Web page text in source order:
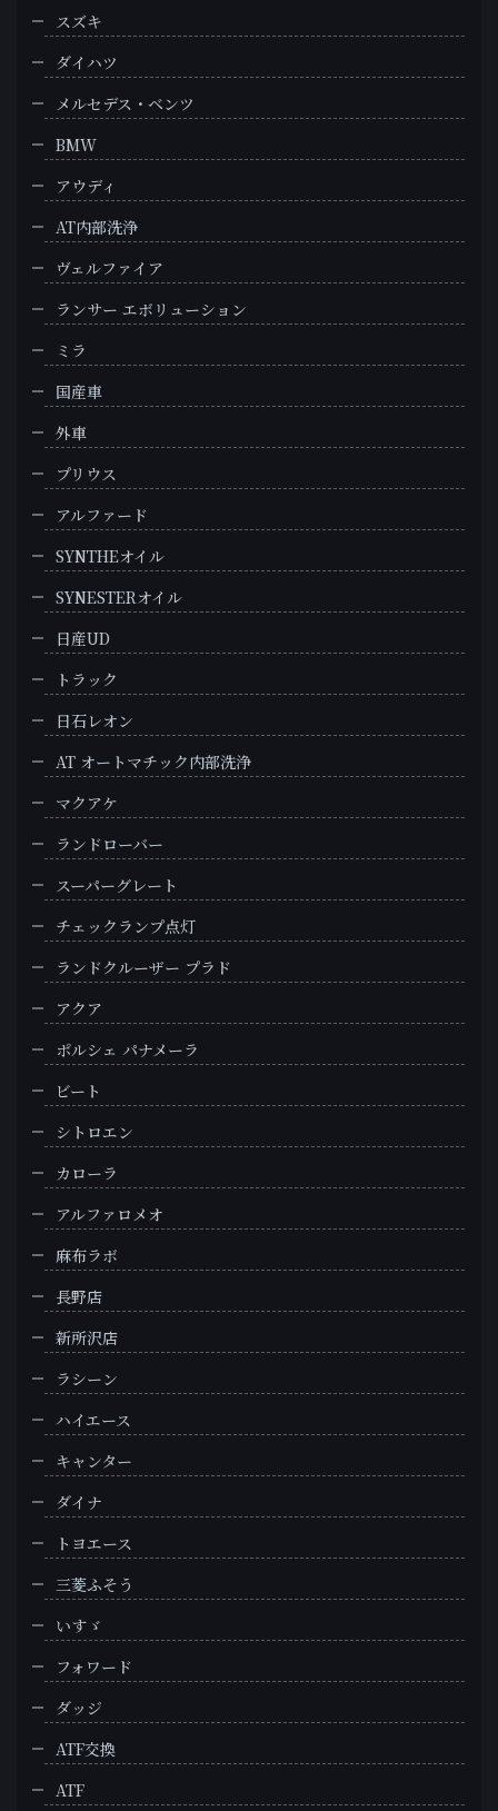
スズキ
ダイハツ
メルセデス・ベンツ
BMW
アウディ
AT内部洗浄
ヴェルファイア
ランサー エボリューション
ミラ
国産車
外車
プリウス
アルファード
SYNTHEオイル
SYNESTERオイル
日産UD
トラック
日石レオン
AT オートマチック内部洗浄
マクアケ
ランドローバー
スーパーグレート
チェックランプ点灯
ランドクルーザー プラド
アクア
ポルシェ パナメーラ
ビート
シトロエン
カローラ
アルファロメオ
麻布ラボ
長野店
新所沢店
ラシーン
ハイエース
キャンター
ダイナ
トヨエース
三菱ふそう
いすゞ
フォワード
ダッジ
ATF交換
ATF